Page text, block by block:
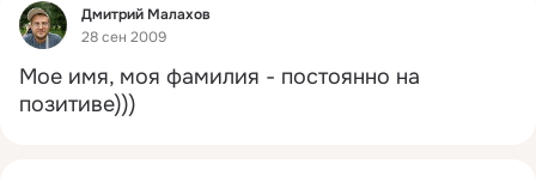
Фид
Дмитрий Малахов
28 сен 2009
Мое имя, моя фамилия - постоянно на
позитиве)))